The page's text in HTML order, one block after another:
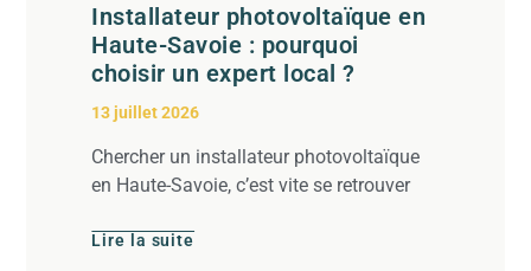
Installateur photovoltaïque en
Haute-Savoie : pourquoi
choisir un expert local ?
13 juillet 2026
Chercher un installateur photovoltaïque
en Haute-Savoie, c’est vite se retrouver
Lire la suite